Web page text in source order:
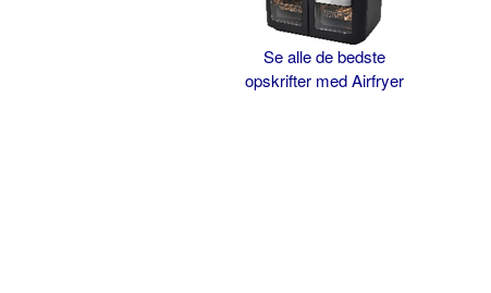
Se alle de bedste
opskrifter med Airfryer